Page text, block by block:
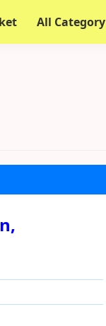
All Category